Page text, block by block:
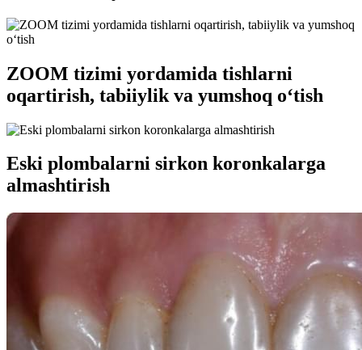
ZOOM tizimi yordamida tishlarni
oqartirish, tabiiylik va yumshoq o‘tish
Eski plombalarni sirkon koronkalarga
almashtirish